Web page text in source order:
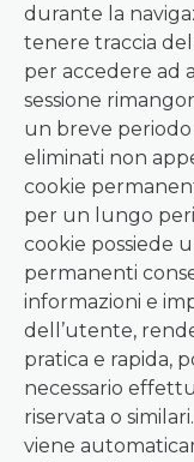
durante la
tenere traccia
per accedere ad
sessione
un breve
eliminati non
cookie
per un lungo
cookie possiede
permanenti
informazioni e
dell’utente,
pratica e rapida,
necessario
riservata o
viene